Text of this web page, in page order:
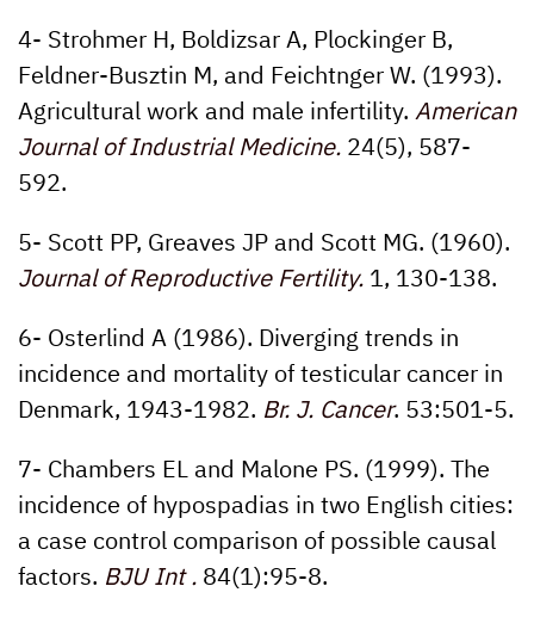
4- Strohmer H, Boldizsar A, Plockinger B,
Feldner-Busztin M, and Feichtnger W. (1993).
Agricultural work and male infertility. American
Journal of Industrial Medicine. 24(5), 587-
592.
5- Scott PP, Greaves JP and Scott MG. (1960).
Journal of Reproductive Fertility. 1, 130-138.
6- Osterlind A (1986). Diverging trends in
incidence and mortality of testicular cancer in
Denmark, 1943-1982. Br. J. Cancer. 53:501-5.
7- Chambers EL and Malone PS. (1999). The
incidence of hypospadias in two English cities:
a case control comparison of possible causal
factors. BJU Int . 84(1):95-8.